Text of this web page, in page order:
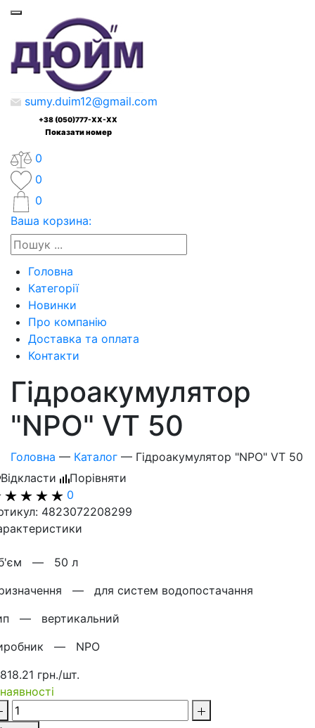
sumy.duim12@gmail.com
+38 (050)777-XX-XX
Показати номер
0
0
0
Ваша корзина:
Головна
Категорії
Новинки
Про компанію
Доставка та оплата
Контакти
Гідроакумулятор
"NPO" VT 50
Головна — Каталог — Гідроакумулятор "NPO" VT 50
Відкласти
Порівняти
0
4823072208299
— 50 л
— для систем водопостачання
— вертикальний
— NPO
грн./шт.